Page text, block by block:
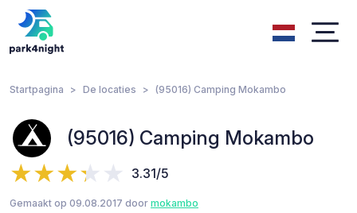
Startpagina De locaties (95016) Camping Mokambo
(95016) Camping Mokambo
3.31/5
Gemaakt op 09.08.2017 door mokambo